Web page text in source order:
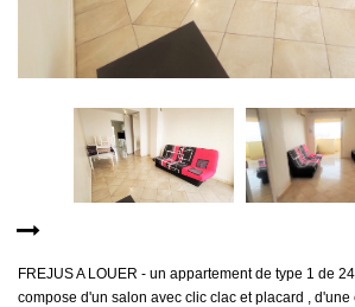
MON COMPTE
EN
FREJUS A LOUER - un appartement de type 1 de
compose d'un salon avec clic clac et placard ,